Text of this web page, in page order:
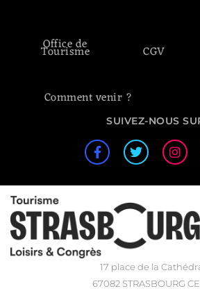
Office de
Tourisme CGV
Comment venir ?
SUIVEZ-NOUS
17 place de la
67082 STRASBOURG